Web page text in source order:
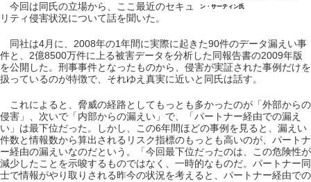
ン・サーティン氏
今回は同氏の立場から、ここ最近のセキュ
リティ侵害状況について話を聞いた。
同社は4月に、2008年の1年間に実際に起きた90件のデータ漏えい事
件と、2億8500万件に上る被害データを分析した同報告書の2009年版
を公開した。刑事事件となったものから、侵害が実証された事例だけを
扱っているのが特徴で、それゆえ真実に近いと同氏は話す。
これによると、脅威の経路としてもっとも多かったのが「外部からの
侵害」、次いで「内部からの漏えい」で、「パートナー経由での漏え
い」は最下位だった。しかし、この6年間ほどの事例を見ると、漏えい
件数と情報数から算出されるリスク指標のもっとも高いのが、パートナ
ー経由の漏えいなのだという。「今回最下位だったのは、この危険性が
減少したことを示唆するものではなく、一時的なものだ。パートナー同
士で情報がやり取りされる昨今の状況を考えると、パートナー経由での